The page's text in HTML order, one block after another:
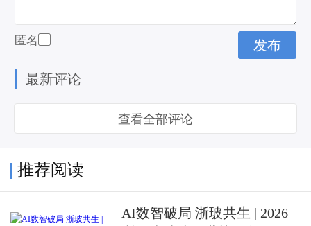
匿名
最新评论
查看全部评论
推荐阅读
AI数智破局 浙玻共生 | 2026